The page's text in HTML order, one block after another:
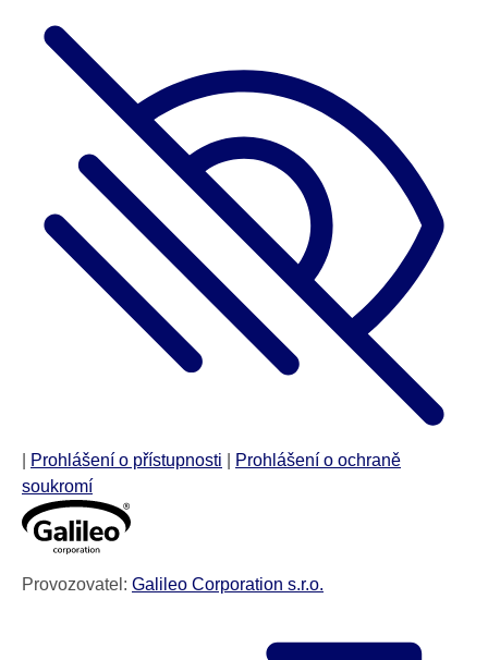
Prohlášení o přístupnosti
Prohlášení o ochraně
soukromí
Provozovatel: Galileo Corporation s.r.o.